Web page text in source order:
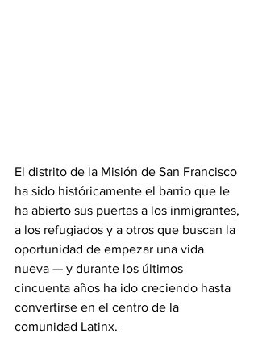
El distrito de la Misión de San Francisco
ha sido históricamente el barrio que le
ha abierto sus puertas a los inmigrantes,
a los refugiados y a otros que buscan la
oportunidad de empezar una vida
nueva — y durante los últimos
cincuenta años ha ido creciendo hasta
convertirse en el centro de la
comunidad Latinx.